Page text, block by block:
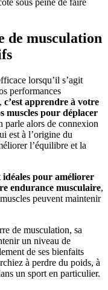
de musculation
lorsqu’il s’agit
performances
c’est apprendre à votre
muscles pour déplacer
parle alors de connexion
est à l’origine du
l’équilibre et la
idéales pour améliorer
endurance musculaire,
peuvent maintenir
de musculation, sa
un niveau de
de ses bienfaits
à perdre du poids, à
un sport en particulier.